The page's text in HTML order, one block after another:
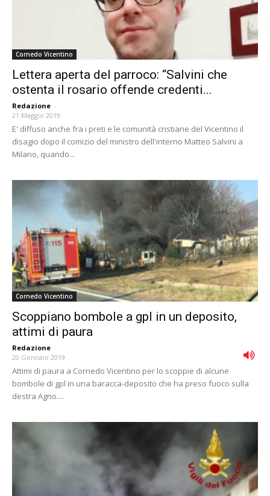
Cornedo Vicentino
Lettera aperta del parroco: “Salvini che
ostenta il rosario offende credenti...
Redazione -
21 Maggio 2019
E' diffuso anche fra i preti e le comunità cristiane del Vicentino il
disagio dopo il comizio del ministro dell'interno Matteo Salvini a
Milano, quando...
Cornedo Vicentino
Scoppiano bombole a gpl in un deposito,
attimi di paura
Redazione -
20 Gennaio 2019
Attimi di paura a Cornedo Vicentino per lo scoppie di alcune
bombole di gpl in una baracca-deposito che ha preso fuoco sulla
destra Agno....